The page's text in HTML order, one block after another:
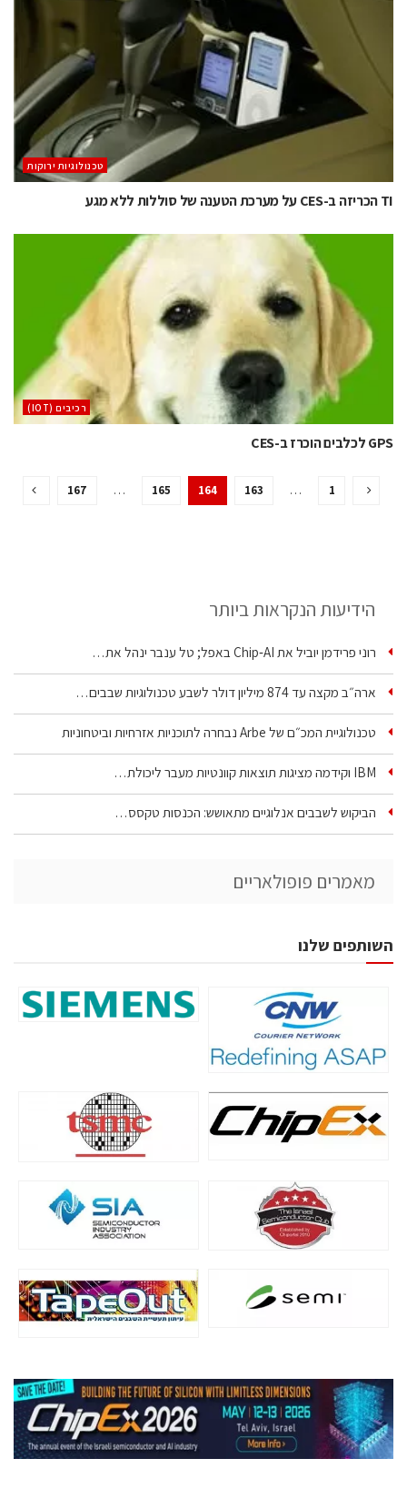
‫טכנולוגיות ירוקות‬
TI הכריזה ב-CES על מערכת הטענה של סוללות ללא מגע
‫רכיבים‬ (IOT)
GPS לכלבים הוכרז ב-CES
1
…
163
164
165
…
167
הידיעות הנקראות ביותר
רוני פרידמן יוביל את Chip‑AI באפל; טל ענבר ינהל את…
ארה״ב מקצה עד 874 מיליון דולר לשבע טכנולוגיות שבבים…
טכנולוגיית המכ״ם של Arbe נבחרה לתוכניות אזרחיות וביטחוניות
IBM וקידמה מציגות תוצאות קוונטיות מעבר ליכולת…
הביקוש לשבבים אנלוגיים מתאושש: הכנסות טקסס…
מאמרים פופולאריים
השותפים שלנו